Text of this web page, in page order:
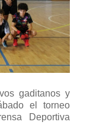
gaditanos y
el torneo
Deportiva